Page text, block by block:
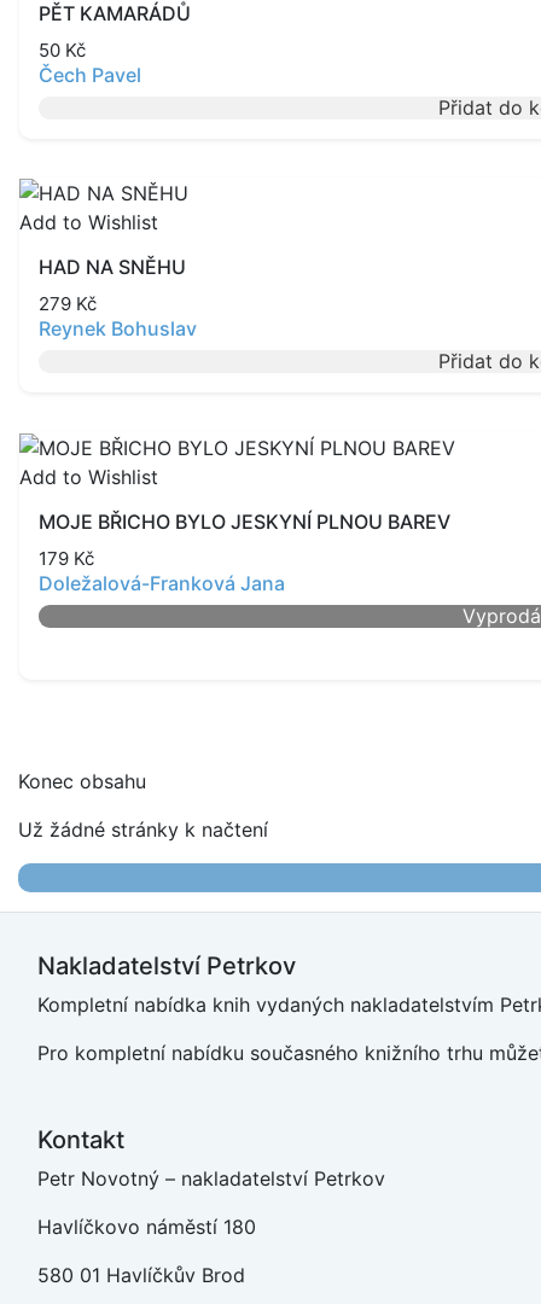
PĚT KAMARÁDŮ
50 Kč
Čech Pavel
Přidat do
Add to Wishlist
HAD NA SNĚHU
279 Kč
Reynek Bohuslav
Přidat do
Add to Wishlist
MOJE BŘICHO BYLO JESKYNÍ PLNOU BAREV
179 Kč
Doležalová-Franková Jana
Konec obsahu
Už žádné stránky k načtení
Nakladatelství Petrkov
Kompletní nabídka knih vydaných nakladatelstvím
Pro kompletní nabídku současného knižního trhu
Kontakt
Petr Novotný – nakladatelství Petrkov
Havlíčkovo náměstí 180
580 01 Havlíčkův Brod